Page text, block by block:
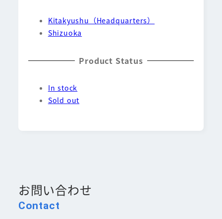
Kitakyushu（Headquarters）
Shizuoka
Product Status
In stock
Sold out
Contact
お問い合わせ